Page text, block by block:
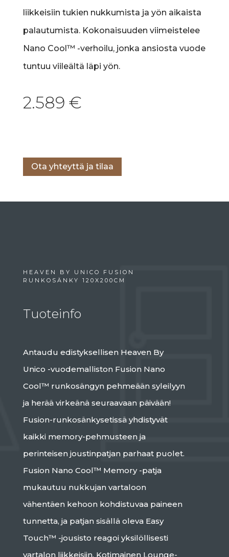
liikkeisiin tukien nukkumista ja yön aikaista
palautumista. Kokonaisuuden viimeistelee
Nano Cool™ -verhoilu, jonka ansiosta vuode
tuntuu viileältä läpi yön.
2.589 €
Ota yhteyttä ja tilaa
HEAVEN BY UNICO FUSION
RUNKOSÄNKY 120X200CM
Tuoteinfo
Antaudu edistyksellisen Heaven By
Unico -vuodemalliston Fusion Nano
Cool™ runkosängyn pehmeään syleilyyn
ja herää virkeänä seuraavaan päivään!
Fusion-runkosänkysetissä yhdistyvät
kaikki memory-pehmusteen ja
perinteisen joustinpatjan parhaat puolet.
Fusion Nano Cool™ Memory -patja
mukautuu nukkujan vartaloon
vähentäen kehoon kohdistuvaa paineen
tunnetta, ja patjan sisällä oleva Easy
Touch™ -jousisto reagoi yksilöllisesti
vartalon liikkeisiin. Kotimainen Lounge-